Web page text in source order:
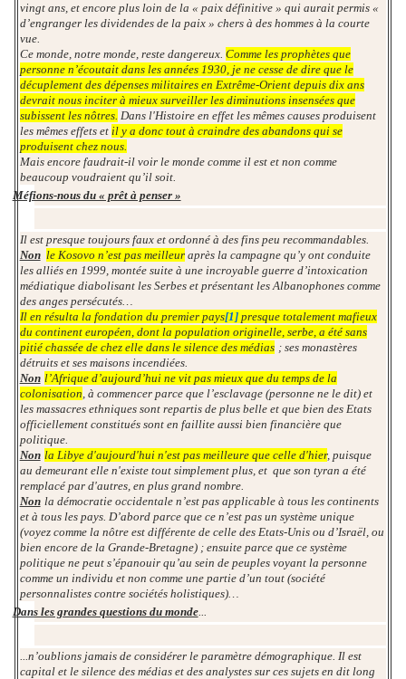
vingt ans, et encore plus loin de la « paix définitive » qui aurait permis «
d’engranger les dividendes de la paix » chers à des hommes à la courte
vue.
Ce monde, notre monde, reste dangereux. Comme les prophètes que
personne n’écoutait dans les années 1930, je ne cesse de dire que le
décuplement des dépenses militaires en Extrême-Orient depuis dix ans
devrait nous inciter à mieux surveiller les diminutions insensées que
subissent les nôtres. Dans l'Histoire en effet les mêmes causes produisent
les mêmes effets et il y a donc tout à craindre des abandons qui se
produisent chez nous.
Mais encore faudrait-il voir le monde comme il est et non comme
beaucoup voudraient qu’il soit.
Méfions-nous du « prêt à penser »
Il est presque toujours faux et ordonné à des fins peu recommandables.
Non le Kosovo n’est pas meilleuraprès la campagne qu’y ont conduite
les alliés en 1999, montée suite à une incroyable guerre d’intoxication
médiatique diabolisant les Serbes et présentant les Albanophones comme
des anges persécutés…
Il en résulta la fondation du premier pays[1]presque totalement mafieux
du continent européen, dont la population originelle, serbe, a été sans
pitié chassée de chez elle dans le silence des médias ; ses monastères
détruits et ses maisons incendiées.
Non l’Afrique d’aujourd’hui ne vit pas mieux que du temps de la
colonisation, à commencer parce que l’esclavage (personne ne le dit) et
les massacres ethniques sont repartis de plus belle et que bien des Etats
officiellement constitués sont en faillite aussi bien financière que
politique.
Non la Libye d'aujourd'hui n'est pas meilleure que celle d'hier, puisque
au demeurant elle n'existe tout simplement plus, et que son tyran a été
remplacé par d'autres, en plus grand nombre.
Non la démocratie occidentale n’est pas applicable à tous les continents
et à tous les pays. D’abord parce que ce n’est pas un système unique
(voyez comme la nôtre est différente de celle des Etats-Unis ou d’Israël, ou
bien encore de la Grande-Bretagne) ; ensuite parce que ce système
politique ne peut s’épanouir qu’au sein de peuples voyant la personne
comme un individu et non comme une partie d’un tout (société
personnalistes contre sociétés holistiques)…
Dans les grandes questions du monde...
...n’oublions jamais de considérer le paramètre démographique. Il est
capital et le silence des médias et des analystes sur ces sujets en dit long